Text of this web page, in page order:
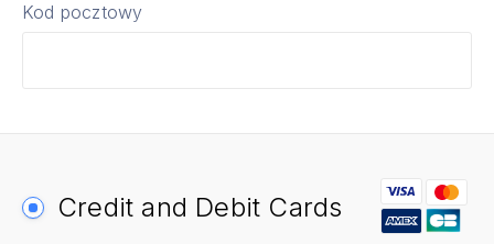
Kod pocztowy
Credit and Debit Cards